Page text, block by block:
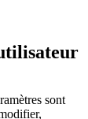
sont